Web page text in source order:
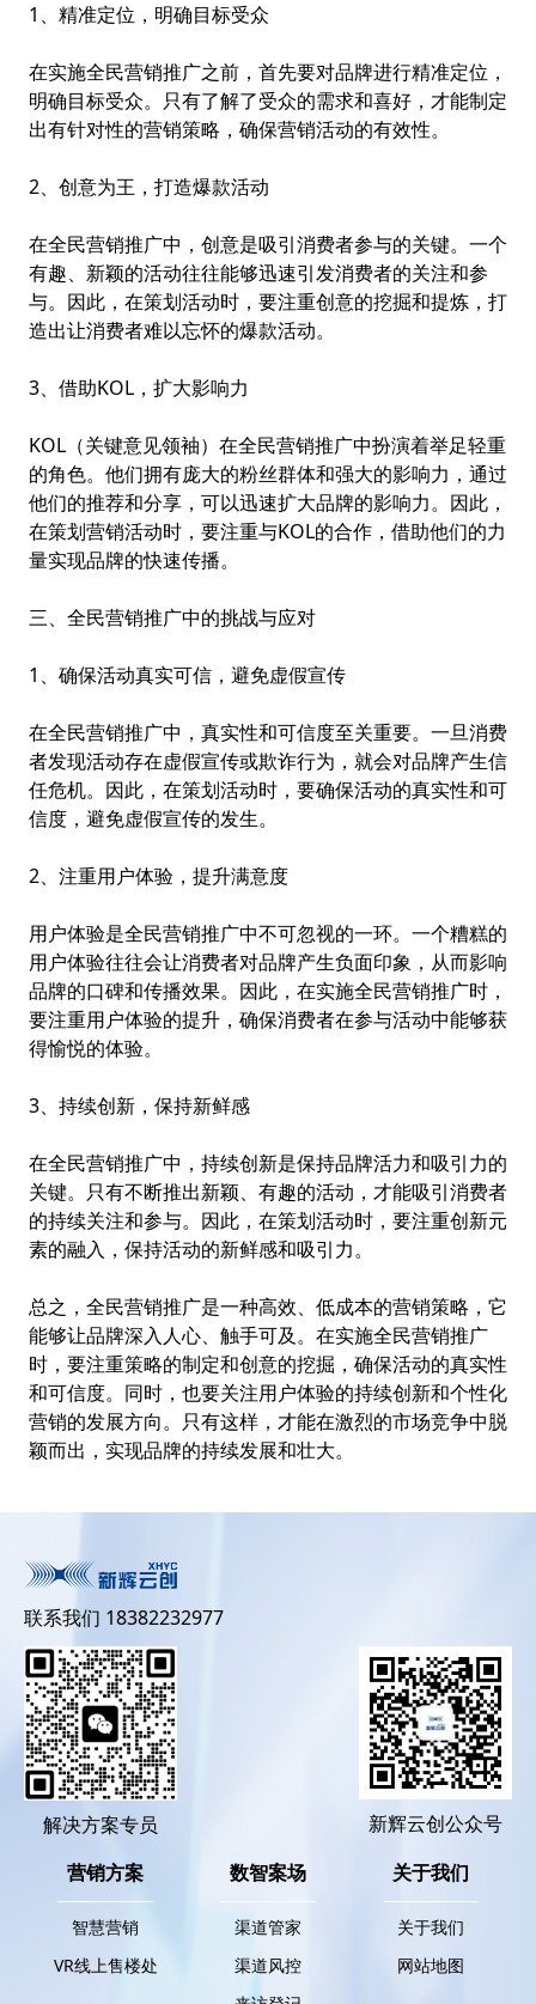
1、精准定位，明确目标受众
在实施全民营销推广之前，首先要对品牌进行精准定位，
明确目标受众。只有了解了受众的需求和喜好，才能制定
出有针对性的营销策略，确保营销活动的有效性。
2、创意为王，打造爆款活动
在全民营销推广中，创意是吸引消费者参与的关键。一个
有趣、新颖的活动往往能够迅速引发消费者的关注和参
与。因此，在策划活动时，要注重创意的挖掘和提炼，打
造出让消费者难以忘怀的爆款活动。
3、借助KOL，扩大影响力
KOL（关键意见领袖）在全民营销推广中扮演着举足轻重
的角色。他们拥有庞大的粉丝群体和强大的影响力，通过
他们的推荐和分享，可以迅速扩大品牌的影响力。因此，
在策划营销活动时，要注重与KOL的合作，借助他们的力
量实现品牌的快速传播。
三、全民营销推广中的挑战与应对
1、确保活动真实可信，避免虚假宣传
在全民营销推广中，真实性和可信度至关重要。一旦消费
者发现活动存在虚假宣传或欺诈行为，就会对品牌产生信
任危机。因此，在策划活动时，要确保活动的真实性和可
信度，避免虚假宣传的发生。
2、注重用户体验，提升满意度
用户体验是全民营销推广中不可忽视的一环。一个糟糕的
用户体验往往会让消费者对品牌产生负面印象，从而影响
品牌的口碑和传播效果。因此，在实施全民营销推广时，
要注重用户体验的提升，确保消费者在参与活动中能够获
得愉悦的体验。
3、持续创新，保持新鲜感
在全民营销推广中，持续创新是保持品牌活力和吸引力的
关键。只有不断推出新颖、有趣的活动，才能吸引消费者
的持续关注和参与。因此，在策划活动时，要注重创新元
素的融入，保持活动的新鲜感和吸引力。
总之，全民营销推广是一种高效、低成本的营销策略，它
能够让品牌深入人心、触手可及。在实施全民营销推广
时，要注重策略的制定和创意的挖掘，确保活动的真实性
和可信度。同时，也要关注用户体验的持续创新和个性化
营销的发展方向。只有这样，才能在激烈的市场竞争中脱
颖而出，实现品牌的持续发展和壮大。
联系我们 18382232977
解决方案专员
新辉云创公众号
营销方案
智慧营销
VR线上售楼处
数智案场
渠道管家
渠道风控
关于我们
关于我们
网站地图